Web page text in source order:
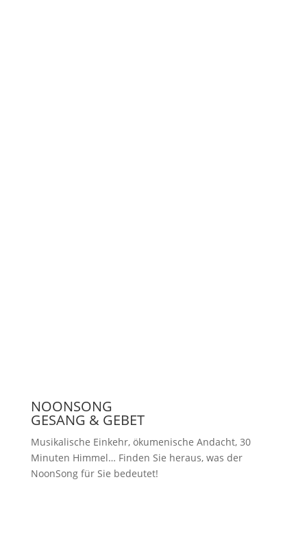
NOONSONG
GESANG & GEBET
Musikalische Einkehr, ökumenische Andacht, 30
Minuten Himmel… Finden Sie heraus, was der
NoonSong für Sie bedeutet!